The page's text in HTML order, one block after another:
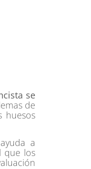
se
de
huesos
a
que los